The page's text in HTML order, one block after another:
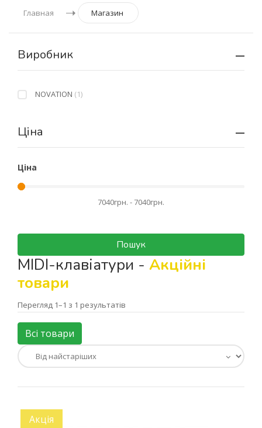
Главная Магазин
Виробник
NOVATION (1)
Ціна
Ціна
Пошук
MIDI-клавіатури - Акційні
товари
Перегляд 1–1 з 1 результатів
Всі товари
Акція